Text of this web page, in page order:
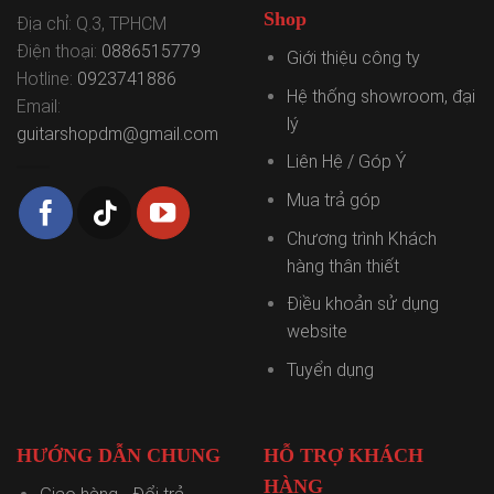
Địa chỉ: Q.3, TPHCM
Điện thoại: 0886515779
Hotline: 0923741886
Email:
guitarshopdm@gmail.com
Shop
Giới thiệu công ty
Hệ thống showroom, đại
lý
Liên Hệ / Góp Ý
Mua trả góp
Chương trình Khách
hàng thân thiết
Điều khoản sử dụng
website
Tuyển dụng
HƯỚNG DẪN CHUNG
HỖ TRỢ KHÁCH
HÀNG